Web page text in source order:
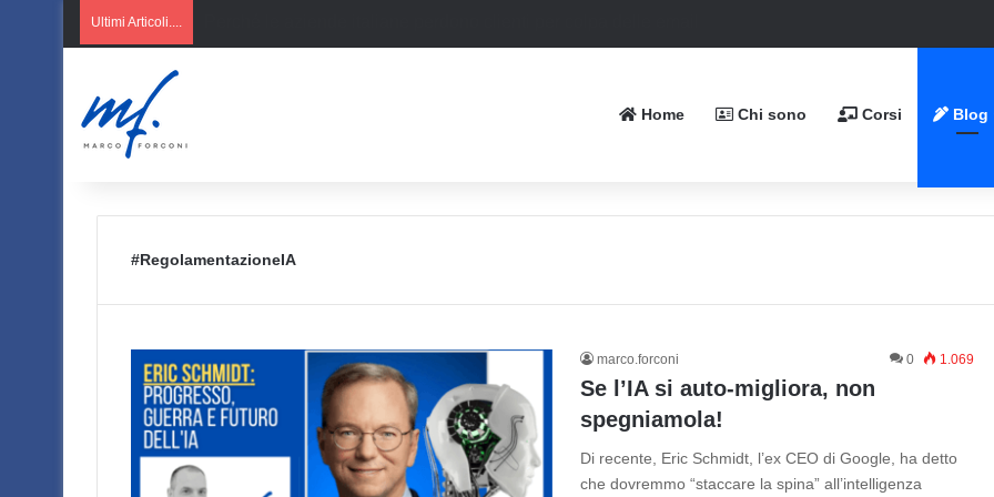
Ultimi Articoli....
Home Chi sono Corsi Blog
#RegolamentazioneIA
marco.forconi 0 1.069
Se l’IA si auto-migliora, non
spegniamola!
Di recente, Eric Schmidt, l’ex CEO di Google, ha detto
che dovremmo “staccare la spina” all’intelligenza